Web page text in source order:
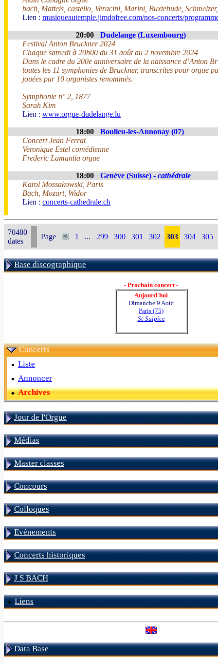
bach, Matteis, castello, Veracini, Marini, Buxtehude,
Lien : musiqueautemple.jimdofree.com/nos-concerts/
20:00
Dudelange (Luxembourg)
Festival Anton Bruckner 2024
Chaque samedi à 20h00 du 31 août au 2 novembre 2024
Dans le cadre du 200e anniversaire de la naissance d’Anton
toutes les 11 symphonies de Bruckner, transcrites pour orgue
jouées par 10 organistes renommés.
Symphonie n° 2, 1877
Sarah Kim
Lien : www.orgue-dudelange.lu
18:00
Boulieu-les-Annonay (07)
Concert Jean Ferrat
Veronique Estel comédienne
Frederic Lamantia orgue
18:00 Genève (Suisse) - cathédrale
Karol Mossakowski, Paris
Bach, Mozart, Widor
Lien : concerts-cathedrale.ch
70480
dates
Page 1 ... 299 300 301 302 303 304 305
Base discographique
- Prochain concert -
Aujourd'hui
Dimanche 9 Août
Paris (75)
St-Sulpice
Concerts
Liste
Annoncer
Archives
Jour de l'Orgue
Médias
Master classes
Concours
Colloques
Evénements
Concerts historiques
J S BACH
Liens
Data Base